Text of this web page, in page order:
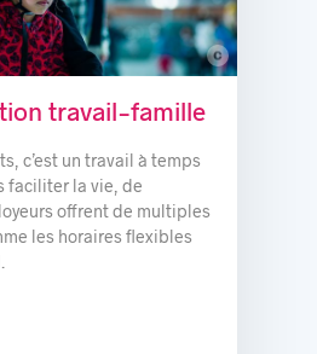
c
travail-famille
c’est un travail à temps
faciliter la vie, de
offrent de multiples
les horaires flexibles